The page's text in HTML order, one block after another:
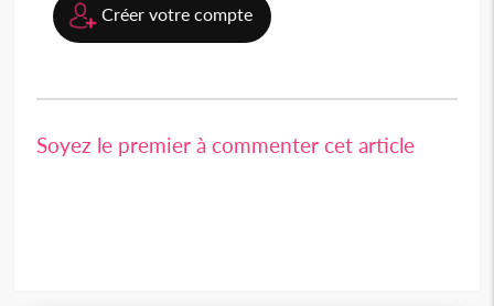
Créer votre compte
Soyez le premier à commenter cet article